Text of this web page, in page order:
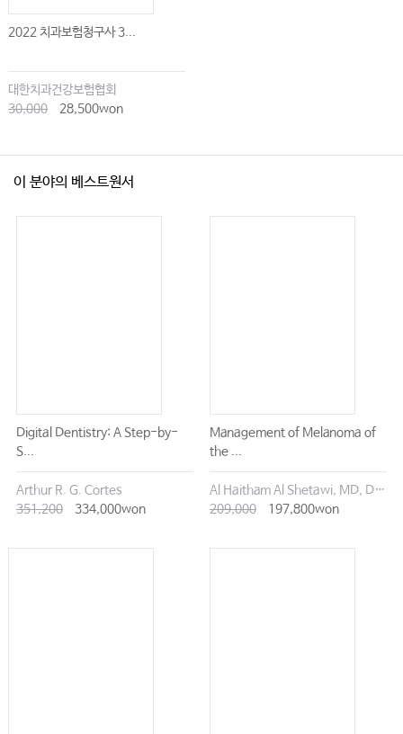
2022 치과보험청구사 3...
대한치과건강보험협회
30,000
28,500won
이 분야의 베스트원서
Digital Dentistry: A Step-by-
S...
Arthur R. G. Cortes
351,200
334,000won
Management of Melanoma of
the ...
Al Haitham Al Shetawi, MD, DMD
209,000
197,800won